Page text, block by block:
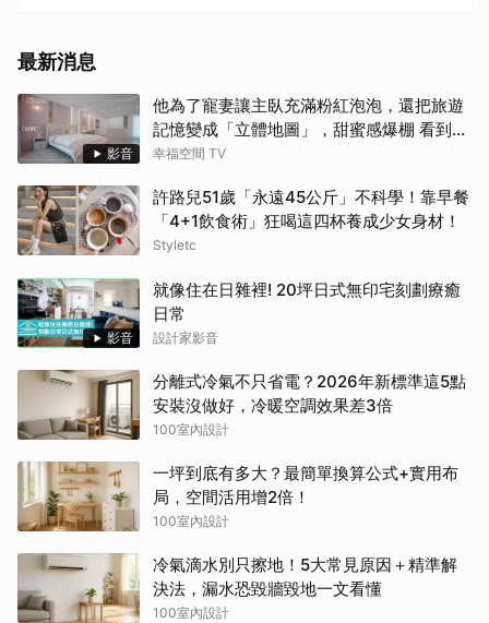
最新消息
影音
他為了寵妻讓主臥充滿粉紅泡泡，還把旅遊
記憶變成「立體地圖」，甜蜜感爆棚 看到這
間誰不嫁？！
幸福空間 TV
許路兒51歲「永遠45公斤」不科學！靠早餐
「4+1飲食術」狂喝這四杯養成少女身材！
Styletc
影音
就像住在日雜裡! 20坪日式無印宅刻劃療癒
日常
設計家影音
分離式冷氣不只省電？2026年新標準這5點
安裝沒做好，冷暖空調效果差3倍
100室內設計
一坪到底有多大？最簡單換算公式+實用布
局，空間活用增2倍！
100室內設計
冷氣滴水別只擦地！5大常見原因＋精準解
決法，漏水恐毀牆毀地一文看懂
100室內設計